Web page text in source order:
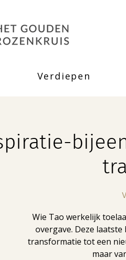
Verdiepen
Wie Tao werkelijk
overgave. Deze
transformatie tot een
maar